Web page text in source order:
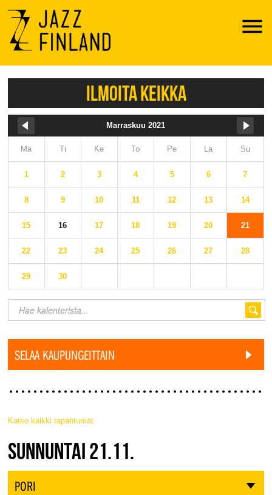
Menu
ILMOITA KEIKKA
Marraskuu 2021
Ma Ti Ke To Pe La Su
1 2 3 4 5 6 7
8 9 10 11 12 13 14
15 16 17 18 19 20 21
22 23 24 25 26 27 28
29 30
SELAA KAUPUNGEITTAIN
Katso kaikki tapahtumat
JAZZ FINLAND LIVE
SUNNUNTAI 21.11.
PORI